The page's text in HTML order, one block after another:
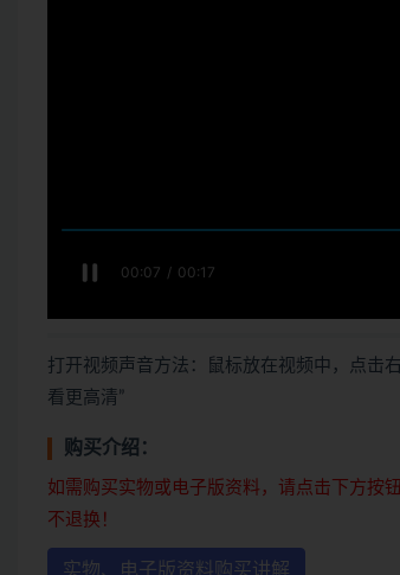
打开视频声音方法：鼠标放在视频中，点击
看更高清”
购买介绍：
如需购买实物或电子版资料，请点击下方按
不退换！
实物、电子版资料购买讲解